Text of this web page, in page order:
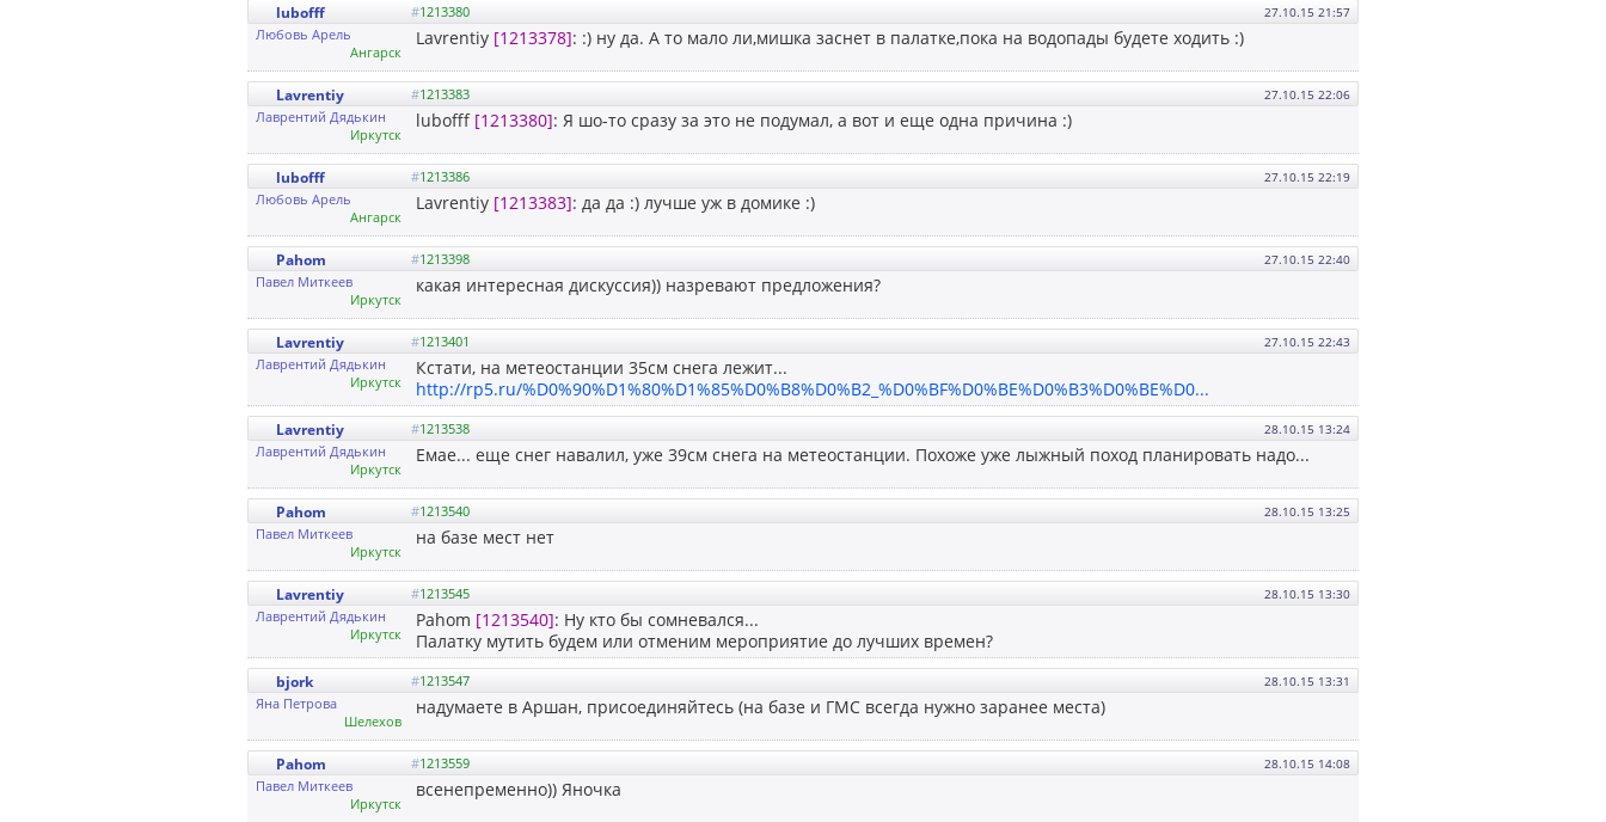
27.10.15 21:57
lubofff #1213380
Любовь Арель
Ангарск
Lavrentiy [1213378]: :) ну да. А то мало ли,мишка заснет в палатке,пока на водопады будете ходить :)
27.10.15 22:06
Lavrentiy #1213383
Лаврентий Дядькин
Иркутск
lubofff [1213380]: Я шо-то сразу за это не подумал, а вот и еще одна причина :)
27.10.15 22:19
lubofff #1213386
Любовь Арель
Ангарск
Lavrentiy [1213383]: да да :) лучше уж в домике :)
27.10.15 22:40
Pahom #1213398
Павел Миткеев
Иркутск
какая интересная дискуссия)) назревают предложения?
27.10.15 22:43
Lavrentiy #1213401
Лаврентий Дядькин
Иркутск
Кстати, на метеостанции 35см снега лежит...
http://rp5.ru/%D0%90%D1%80%D1%85%D0%B8%D0%B2_%D0%BF%D0%BE%D0%B3%D0%BE%D0...
28.10.15 13:24
Lavrentiy #1213538
Лаврентий Дядькин
Иркутск
Емае... еще снег навалил, уже 39см снега на метеостанции. Похоже уже лыжный поход планировать надо...
28.10.15 13:25
Pahom #1213540
Павел Миткеев
Иркутск
на базе мест нет
28.10.15 13:30
Lavrentiy #1213545
Лаврентий Дядькин
Иркутск
Pahom [1213540]: Ну кто бы сомневался...
Палатку мутить будем или отменим мероприятие до лучших времен?
28.10.15 13:31
bjork #1213547
Яна Петрова
Шелехов
надумаете в Аршан, присоединяйтесь (на базе и ГМС всегда нужно заранее места)
28.10.15 14:08
Pahom #1213559
Павел Миткеев
Иркутск
всенепременно)) Яночка